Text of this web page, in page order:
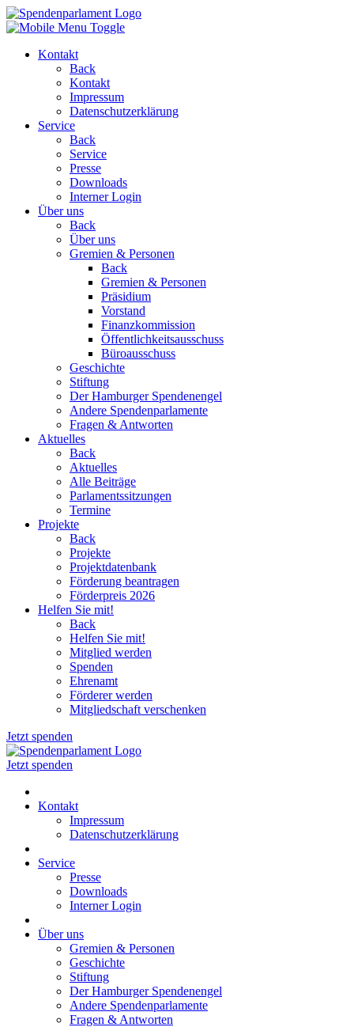
Kontakt
Back
Kontakt
Impressum
Datenschutzerklärung
Service
Back
Service
Presse
Downloads
Interner Login
Über uns
Back
Über uns
Gremien & Personen
Back
Gremien & Personen
Präsidium
Vorstand
Finanzkommission
Öffentlichkeitsausschuss
Büroausschuss
Geschichte
Stiftung
Der Hamburger Spendenengel
Andere Spendenparlamente
Fragen & Antworten
Aktuelles
Back
Aktuelles
Alle Beiträge
Parlamentssitzungen
Termine
Projekte
Back
Projekte
Projektdatenbank
Förderung beantragen
Förderpreis 2026
Helfen Sie mit!
Back
Helfen Sie mit!
Mitglied werden
Spenden
Ehrenamt
Förderer werden
Mitgliedschaft verschenken
Jetzt spenden
Jetzt spenden
Kontakt
Impressum
Datenschutzerklärung
Service
Presse
Downloads
Interner Login
Über uns
Gremien & Personen
Geschichte
Stiftung
Der Hamburger Spendenengel
Andere Spendenparlamente
Fragen & Antworten